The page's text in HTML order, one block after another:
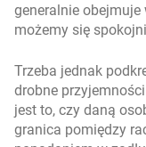
generalnie
możemy się
Trzeba jednak
drobne
jest to, czy daną
granica pomiędzy